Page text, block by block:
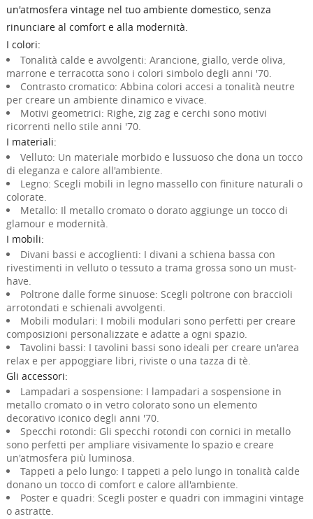
un'atmosfera vintage nel tuo ambiente domestico, senza
rinunciare al comfort e alla modernità.
I colori:
Tonalità calde e avvolgenti: Arancione, giallo, verde oliva,
marrone e terracotta sono i colori simbolo degli anni '70.
Contrasto cromatico: Abbina colori accesi a tonalità neutre
per creare un ambiente dinamico e vivace.
Motivi geometrici: Righe, zig zag e cerchi sono motivi
ricorrenti nello stile anni '70.
I materiali:
Velluto: Un materiale morbido e lussuoso che dona un tocco
di eleganza e calore all'ambiente.
Legno: Scegli mobili in legno massello con finiture naturali o
colorate.
Metallo: Il metallo cromato o dorato aggiunge un tocco di
glamour e modernità.
I mobili:
Divani bassi e accoglienti: I divani a schiena bassa con
rivestimenti in velluto o tessuto a trama grossa sono un must-
have.
Poltrone dalle forme sinuose: Scegli poltrone con braccioli
arrotondati e schienali avvolgenti.
Mobili modulari: I mobili modulari sono perfetti per creare
composizioni personalizzate e adatte a ogni spazio.
Tavolini bassi: I tavolini bassi sono ideali per creare un'area
relax e per appoggiare libri, riviste o una tazza di tè.
Gli accessori:
Lampadari a sospensione: I lampadari a sospensione in
metallo cromato o in vetro colorato sono un elemento
decorativo iconico degli anni '70.
Specchi rotondi: Gli specchi rotondi con cornici in metallo
sono perfetti per ampliare visivamente lo spazio e creare
un'atmosfera più luminosa.
Tappeti a pelo lungo: I tappeti a pelo lungo in tonalità calde
donano un tocco di comfort e calore all'ambiente.
Poster e quadri: Scegli poster e quadri con immagini vintage
o astratte.